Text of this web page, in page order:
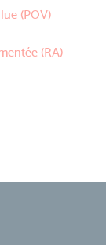
(POV)
(RA)